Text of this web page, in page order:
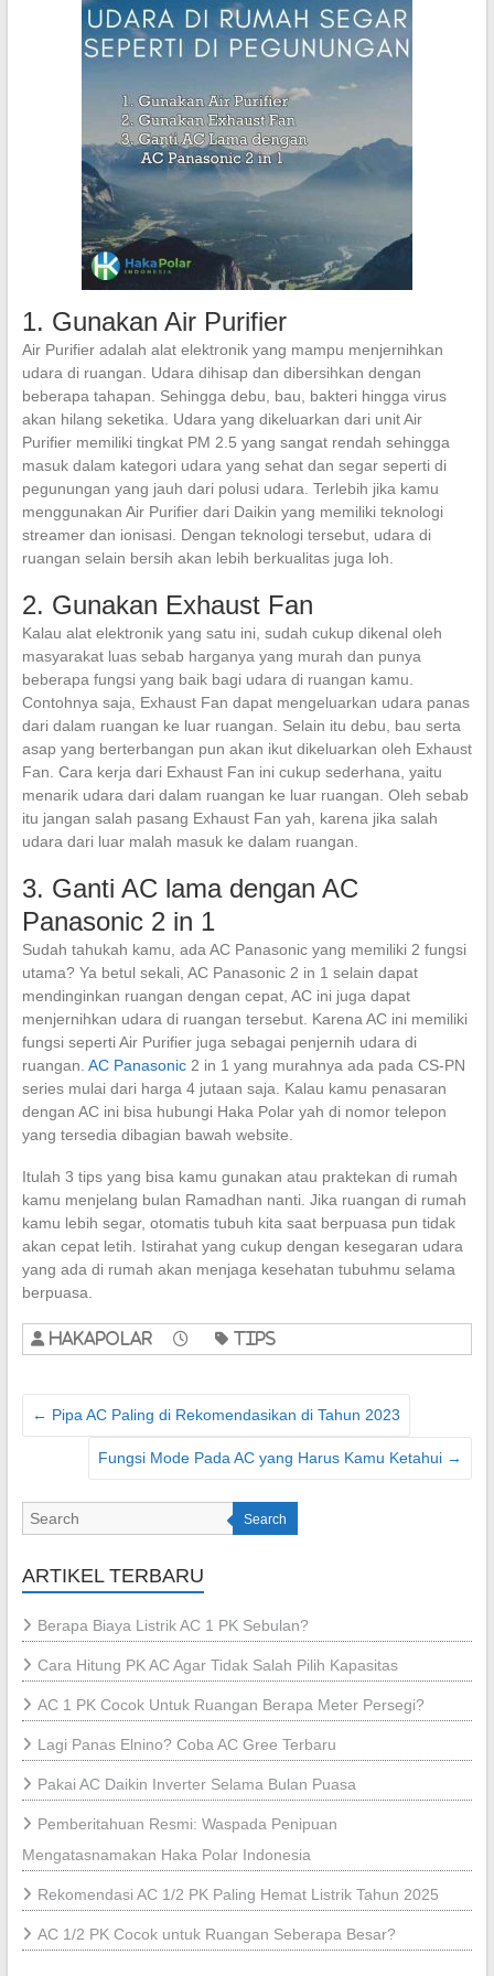
1. Gunakan Air Purifier
Air Purifier adalah alat elektronik yang mampu menjernihkan
udara di ruangan. Udara dihisap dan dibersihkan dengan
beberapa tahapan. Sehingga debu, bau, bakteri hingga virus
akan hilang seketika. Udara yang dikeluarkan dari unit Air
Purifier memiliki tingkat PM 2.5 yang sangat rendah sehingga
masuk dalam kategori udara yang sehat dan segar seperti di
pegunungan yang jauh dari polusi udara. Terlebih jika kamu
menggunakan Air Purifier dari Daikin yang memiliki teknologi
streamer dan ionisasi. Dengan teknologi tersebut, udara di
ruangan selain bersih akan lebih berkualitas juga loh.
2. Gunakan Exhaust Fan
Kalau alat elektronik yang satu ini, sudah cukup dikenal oleh
masyarakat luas sebab harganya yang murah dan punya
beberapa fungsi yang baik bagi udara di ruangan kamu.
Contohnya saja, Exhaust Fan dapat mengeluarkan udara panas
dari dalam ruangan ke luar ruangan. Selain itu debu, bau serta
asap yang berterbangan pun akan ikut dikeluarkan oleh Exhaust
Fan. Cara kerja dari Exhaust Fan ini cukup sederhana, yaitu
menarik udara dari dalam ruangan ke luar ruangan. Oleh sebab
itu jangan salah pasang Exhaust Fan yah, karena jika salah
udara dari luar malah masuk ke dalam ruangan.
3. Ganti AC lama dengan AC
Panasonic 2 in 1
Sudah tahukah kamu, ada AC Panasonic yang memiliki 2 fungsi
utama? Ya betul sekali, AC Panasonic 2 in 1 selain dapat
mendinginkan ruangan dengan cepat, AC ini juga dapat
menjernihkan udara di ruangan tersebut. Karena AC ini memiliki
fungsi seperti Air Purifier juga sebagai penjernih udara di
ruangan. AC Panasonic2 in 1 yang murahnya ada pada CS-PN
series mulai dari harga 4 jutaan saja. Kalau kamu penasaran
dengan AC ini bisa hubungi Haka Polar yah di nomor telepon
yang tersedia dibagian bawah website.
Itulah 3 tips yang bisa kamu gunakan atau praktekan di rumah
kamu menjelang bulan Ramadhan nanti. Jika ruangan di rumah
kamu lebih segar, otomatis tubuh kita saat berpuasa pun tidak
akan cepat letih. Istirahat yang cukup dengan kesegaran udara
yang ada di rumah akan menjaga kesehatan tubuhmu selama
berpuasa.
hakapolar Tips
← Pipa AC Paling di Rekomendasikan di Tahun 2023
Fungsi Mode Pada AC yang Harus Kamu Ketahui →
Search
ARTIKEL TERBARU
Berapa Biaya Listrik AC 1 PK Sebulan?
Cara Hitung PK AC Agar Tidak Salah Pilih Kapasitas
AC 1 PK Cocok Untuk Ruangan Berapa Meter Persegi?
Lagi Panas Elnino? Coba AC Gree Terbaru
Pakai AC Daikin Inverter Selama Bulan Puasa
Pemberitahuan Resmi: Waspada Penipuan
Mengatasnamakan Haka Polar Indonesia
Rekomendasi AC 1/2 PK Paling Hemat Listrik Tahun 2025
AC 1/2 PK Cocok untuk Ruangan Seberapa Besar?